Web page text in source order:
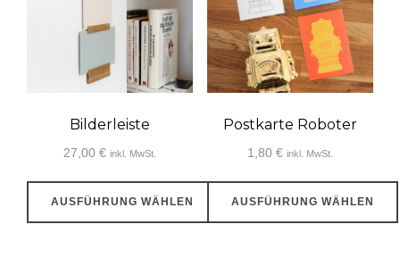
auf.
Die
Optionen
können
auf
gewählt
werden
Bilderleiste
27,00€ inkl. MwSt.
AUSFÜHRUNG WÄHLEN
Postkarte Roboter
1,80 € inkl. MwSt.
AUSFÜHRUNG WÄHLEN